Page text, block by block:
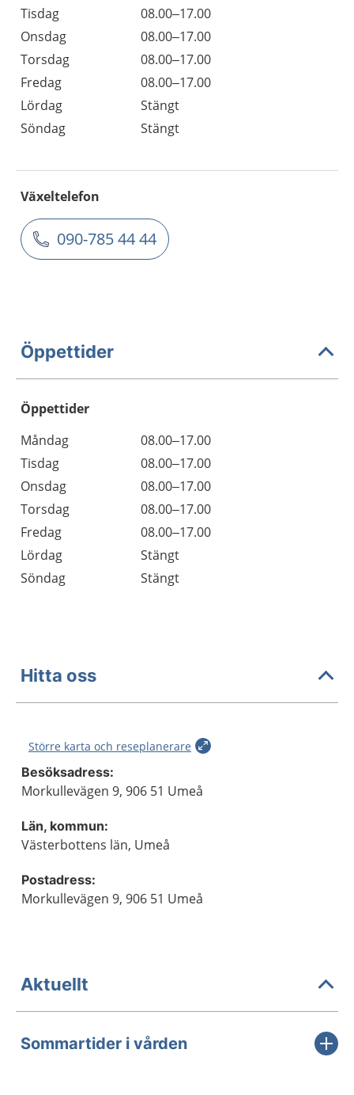
Tisdag
08.00–17.00
Onsdag
08.00–17.00
Torsdag
08.00–17.00
Fredag
08.00–17.00
Lördag
Stängt
Söndag
Stängt
Växeltelefon
090-785 44 44
Öppettider
Öppettider
Dag
Öppettider
Kommentarer
Måndag
08.00–17.00
Tisdag
08.00–17.00
Onsdag
08.00–17.00
Torsdag
08.00–17.00
Fredag
08.00–17.00
Lördag
Stängt
Söndag
Stängt
Hitta oss
Större karta och reseplanerare
Besöksadress:
Morkullevägen 9, 906 51 Umeå
Län, kommun:
Västerbottens län, Umeå
Postadress:
Morkullevägen 9, 906 51 Umeå
Aktuellt
Sommartider i vården